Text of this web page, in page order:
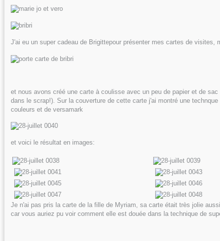
J'ai eu un super cadeau de Brigittepour présenter mes cartes de visites,
et nous avons créé une carte à coulisse avec un peu de papier et de
dans le scrap!). Sur la couverture de cette carte j'ai montré une
couleurs et de versamark
et voici le résultat en images:
Je n'ai pas pris la carte de la fille de Myriam, sa carte était très jolie
car vous auriez pu voir comment elle est douée dans la technique de